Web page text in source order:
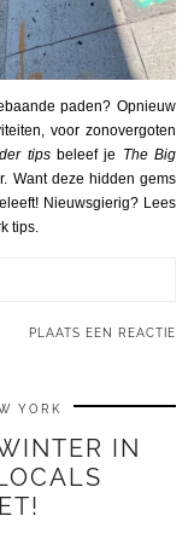
paden? Opnieuw
voor zonovergoten
tipsbeleef je The Big
Want deze hidden gems
Nieuwsgierig? Lees
tips.
PLAATS EEN REACTIE
YORK
IN